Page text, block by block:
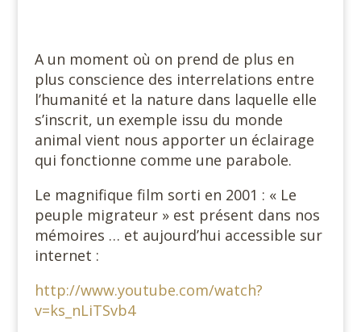
A un moment où on prend de plus en
plus conscience des interrelations entre
l’humanité et la nature dans laquelle elle
s’inscrit, un exemple issu du monde
animal vient nous apporter un éclairage
qui fonctionne comme une parabole.
Le magnifique film sorti en 2001 : « Le
peuple migrateur » est présent dans nos
mémoires … et aujourd’hui accessible sur
internet :
http://www.youtube.com/watch?
v=ks_nLiTSvb4